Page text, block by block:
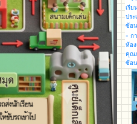
เรี
ปร
ซ้อ
- ก
ห้อ
คุณ
ซ้อ